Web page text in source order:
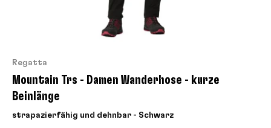
Regatta
Mountain Trs - Damen Wanderhose - kurze
Beinlänge
strapazierfähig und dehnbar - Schwarz